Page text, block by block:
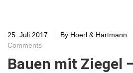
25. Juli 2017 By Hoerl & Hartmann
Comments
Bauen mit Ziegel